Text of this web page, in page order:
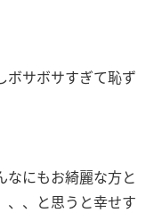
ボサボサすぎて恥ず
なにもお綺麗な方と
、、と思うと幸せす